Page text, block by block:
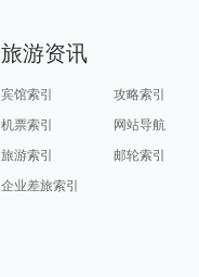
旅游资讯
宾馆索引
攻略索引
机票索引
网站导航
旅游索引
邮轮索引
企业差旅索引